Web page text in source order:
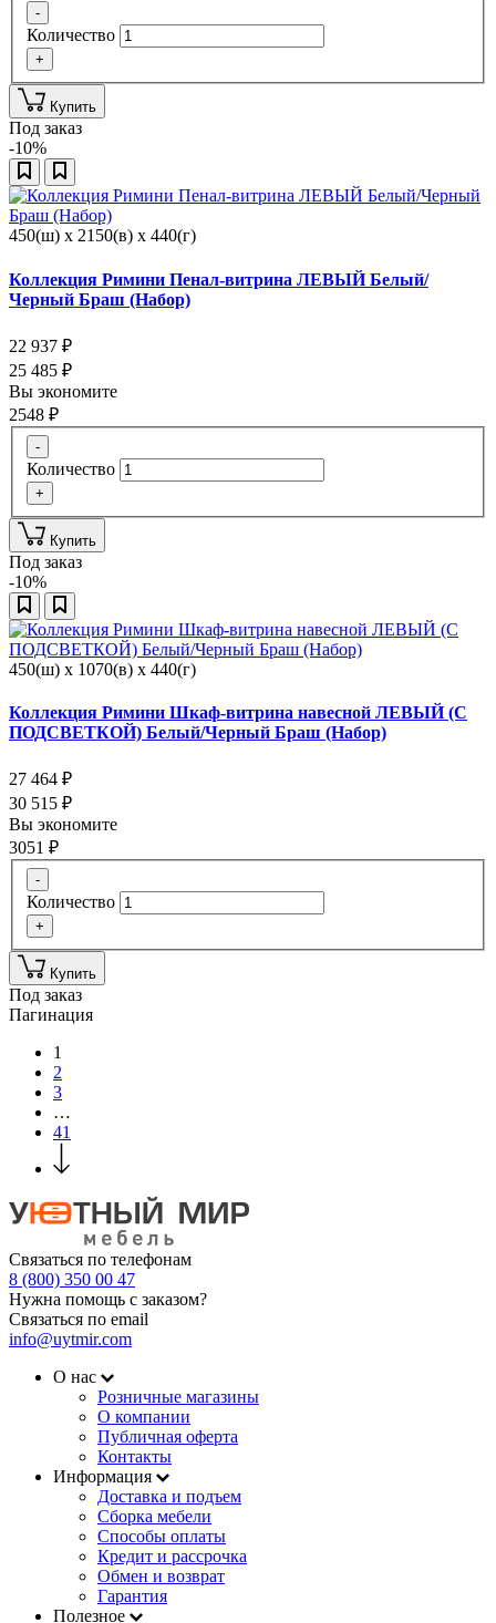
-
Количество
+
Купить
Под заказ
-10%
450(ш) x 2150(в) x 440(г)
Коллекция Римини Пенал-витрина ЛЕВЫЙ Белый/
Черный Браш (Набор)
22 937 ₽
25 485 ₽
Вы экономите
2548 ₽
-
Количество
+
Купить
Под заказ
-10%
450(ш) x 1070(в) x 440(г)
Коллекция Римини Шкаф-витрина навесной ЛЕВЫЙ (С
ПОДСВЕТКОЙ) Белый/Черный Браш (Набор)
27 464 ₽
30 515 ₽
Вы экономите
3051 ₽
-
Количество
+
Купить
Под заказ
Пагинация
1
2
3
…
41
Связаться по телефонам
8 (800) 350 00 47
Нужна помощь с заказом?
Связаться по email
info@uytmir.com
О нас
Розничные магазины
О компании
Публичная оферта
Контакты
Информация
Доставка и подъем
Сборка мебели
Способы оплаты
Кредит и рассрочка
Обмен и возврат
Гарантия
Полезное